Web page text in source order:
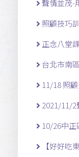
聲情並茂-
照顧技巧
正念八堂
台北市南
11/18 照
2021/11/2
10/26中正
【好好吃